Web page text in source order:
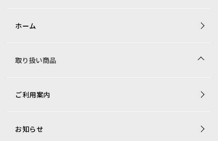
ホーム
取り扱い商品
商品一覧
トレカ用ショーケース・消耗品
ご利用案内
お知らせ